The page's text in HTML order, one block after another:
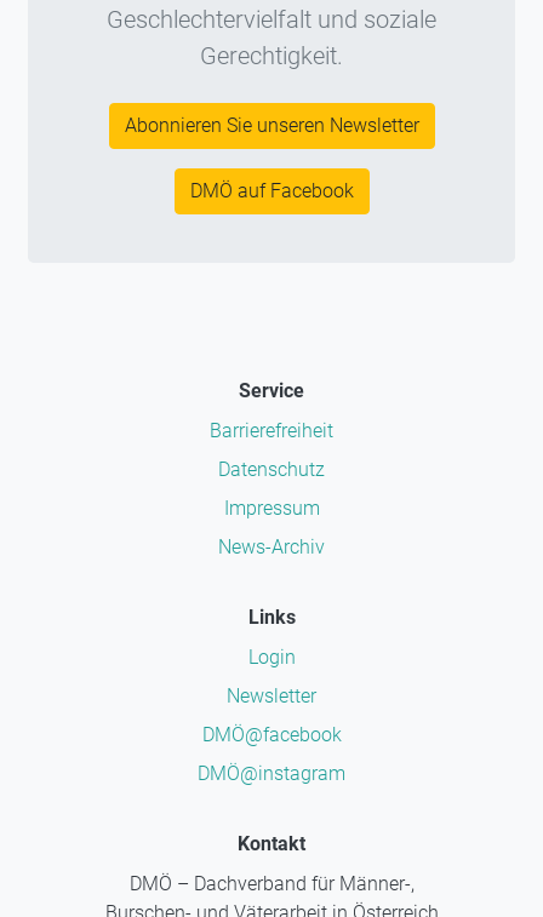
Geschlechtervielfalt und soziale
Gerechtigkeit.
Abonnieren Sie unseren Newsletter
DMÖ auf Facebook
Service
Barrierefreiheit
Datenschutz
Impressum
News-Archiv
Links
Login
Newsletter
DMÖ@facebook
DMÖ@instagram
Kontakt
DMÖ – Dachverband für Männer-,